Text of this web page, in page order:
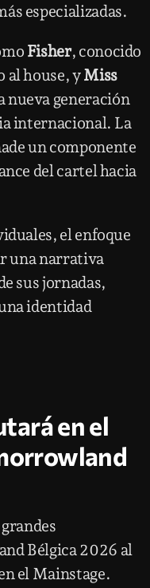
especializadas.
Fisher, conocido
al house, yMiss
nueva generación
internacional. La
un componente
del cartel hacia
el enfoque
una narrativa
sus jornadas,
identidad
en el
Bélgica 2026 al
el Mainstage.